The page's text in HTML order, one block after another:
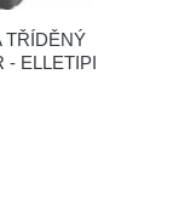
TŘÍDĚNÝ
- ELLETIPI